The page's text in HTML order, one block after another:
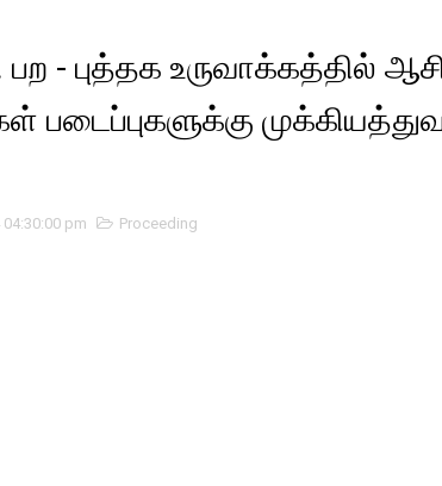
பற - புத்தக உருவாக்கத்தில்
படைப்புகளுக்கு
pm Proceeding